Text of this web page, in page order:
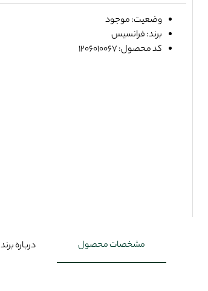
وضعیت: موجود
برند: فرانسیس
کد محصول: 1206010067
مشخصات محصول درباره برند